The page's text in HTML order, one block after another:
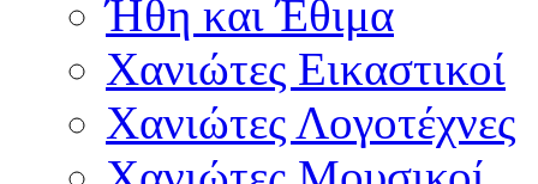
Ήθη και Έθιμα
Χανιώτες Εικαστικοί
Χανιώτες Λογοτέχνες